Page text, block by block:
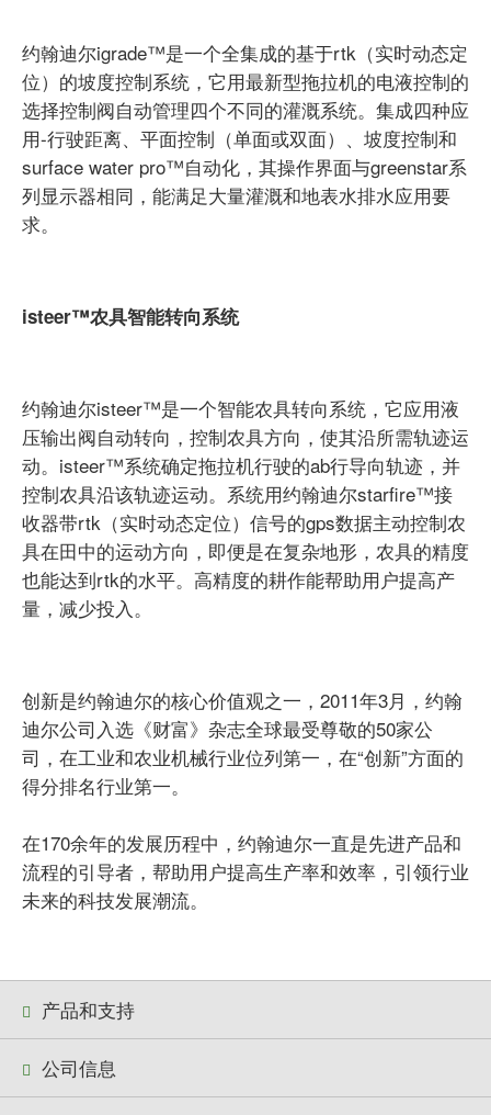
约翰迪尔igrade™是一个全集成的基于rtk（实时动态定
位）的坡度控制系统，它用最新型拖拉机的电液控制的
选择控制阀自动管理四个不同的灌溉系统。集成四种应
用-行驶距离、平面控制（单面或双面）、坡度控制和
surface water pro™自动化，其操作界面与greenstar系
列显示器相同，能满足大量灌溉和地表水排水应用要
求。
isteer™农具智能转向系统
约翰迪尔isteer™是一个智能农具转向系统，它应用液
压输出阀自动转向，控制农具方向，使其沿所需轨迹运
动。isteer™系统确定拖拉机行驶的ab行导向轨迹，并
控制农具沿该轨迹运动。系统用约翰迪尔starfire™接
收器带rtk（实时动态定位）信号的gps数据主动控制农
具在田中的运动方向，即便是在复杂地形，农具的精度
也能达到rtk的水平。高精度的耕作能帮助用户提高产
量，减少投入。
创新是约翰迪尔的核心价值观之一，2011年3月，约翰
迪尔公司入选《财富》杂志全球最受尊敬的50家公
司，在工业和农业机械行业位列第一，在“创新”方面的
得分排名行业第一。
在170余年的发展历程中，约翰迪尔一直是先进产品和
流程的引导者，帮助用户提高生产率和效率，引领行业
未来的科技发展潮流。
产品和支持
公司信息